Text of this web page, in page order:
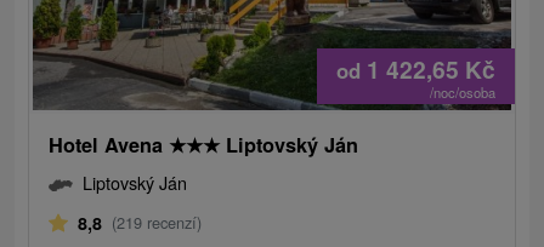
od 1 422,65 Kč
/noc/osoba
Hotel Avena ★★★ Liptovský Ján
Liptovský Ján
8,8 (219 recenzí)